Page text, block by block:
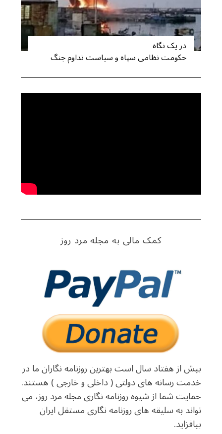
در یک نگاه
حکومت نظامی سپاه و سیاست تداوم جنگ
کمک مالی به مجله مرد روز
بیش از هفتاد سال است بهترین روزنامه نگاران ما در
خدمت رسانه های دولتی ( داخلی و خارجی ) هستند.
حمایت شما از شیوه روزنامه نگاری مجله مرد روز، می
تواند به سلیقه های روزنامه نگاری مستقل ایران
بیافزاید.